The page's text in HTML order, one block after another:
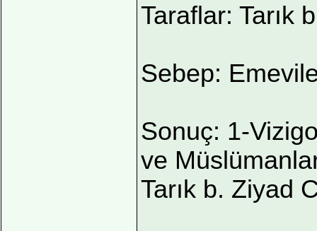
Taraflar: Tarık
Sebep:
Sonuç: 1-
ve
Tarık b. Ziyad